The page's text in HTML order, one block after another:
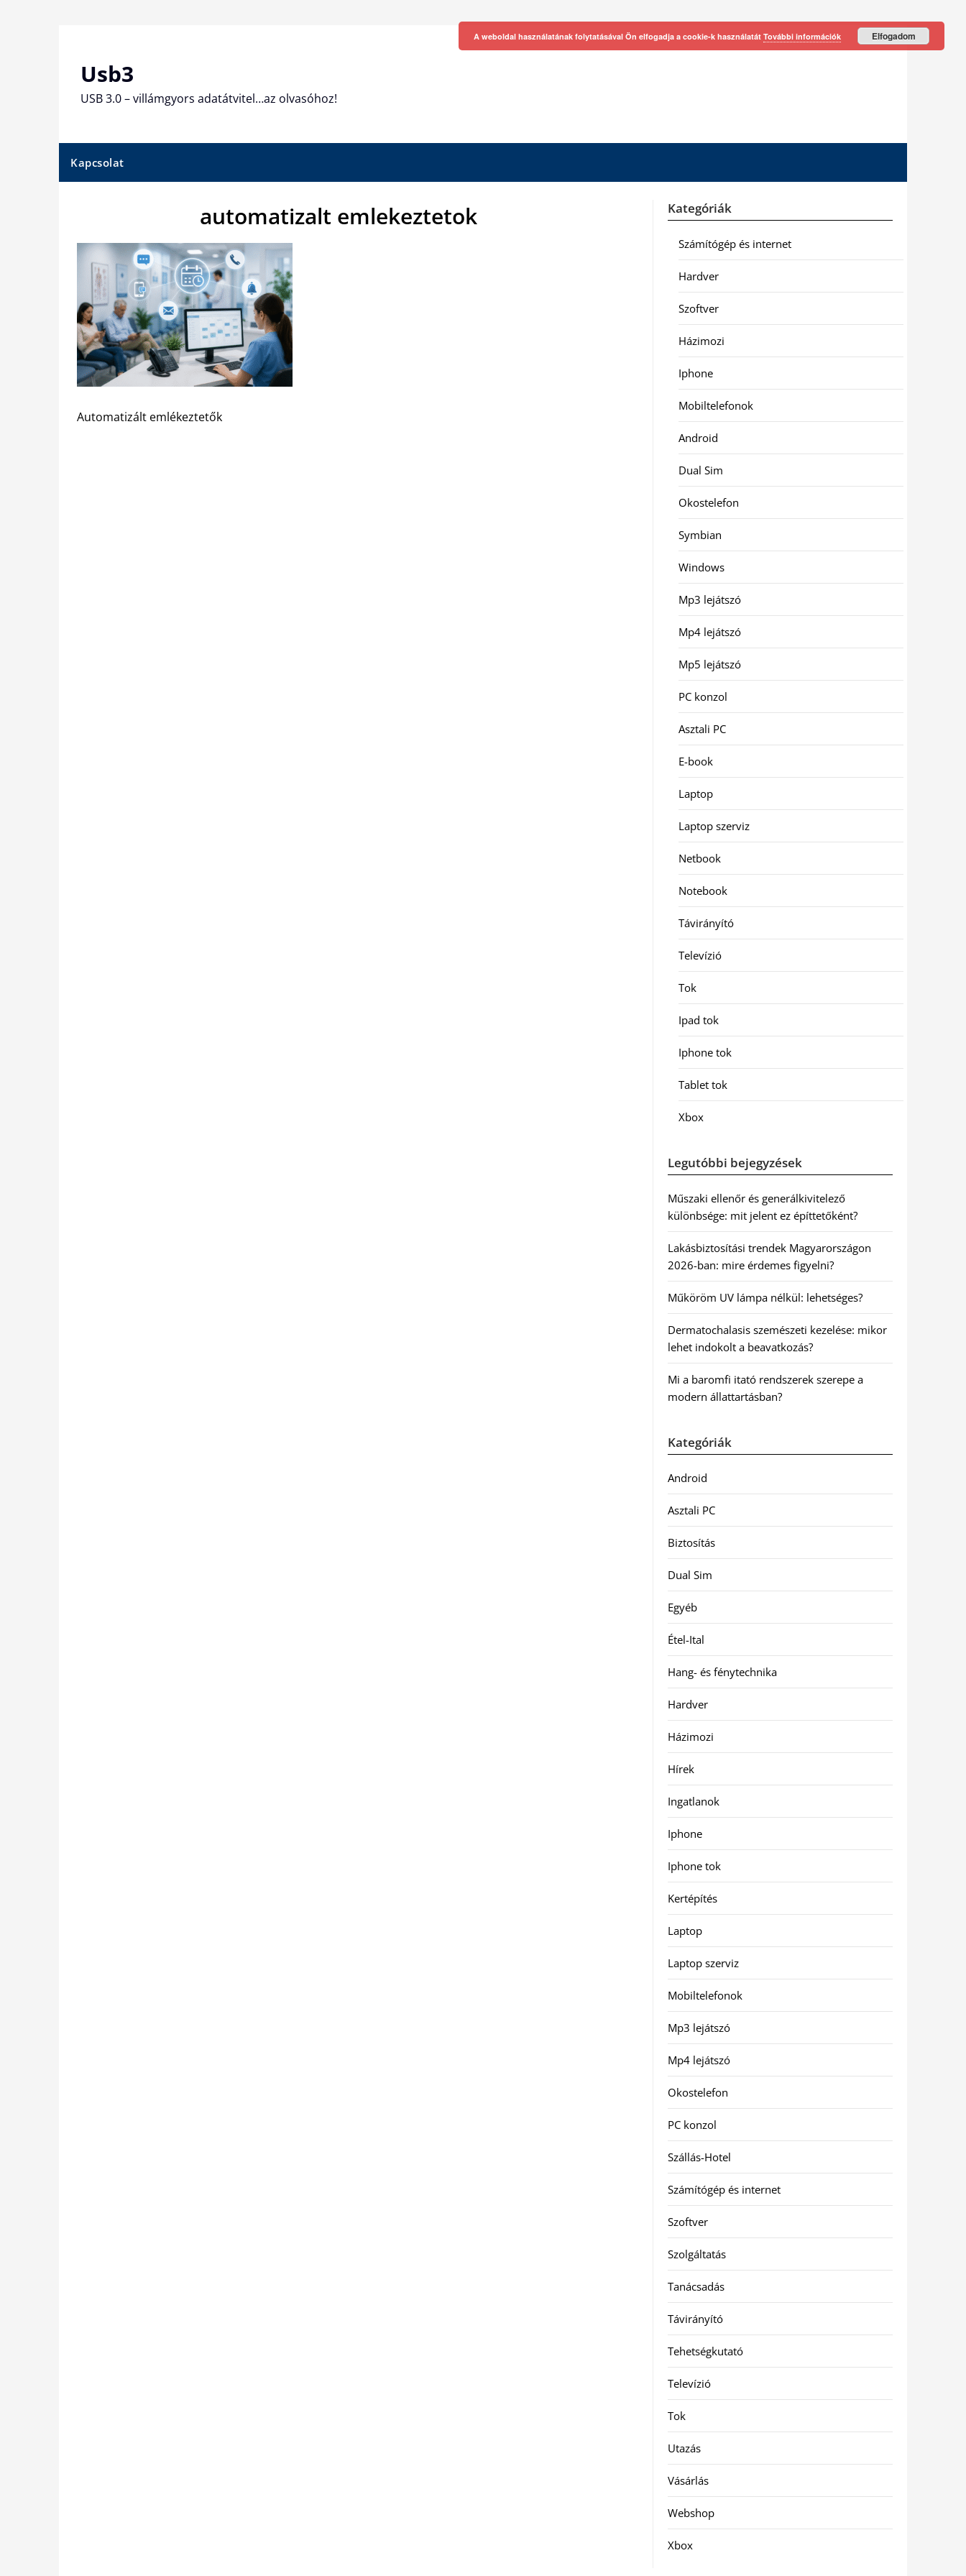
Usb3
USB 3.0 – villámgyors adatátvitel…az olvasóhoz!
Kapcsolat
automatizalt emlekeztetok
Automatizált emlékeztetők
Kategóriák
Számítógép és internet
Hardver
Szoftver
Házimozi
Iphone
Mobiltelefonok
Android
Dual Sim
Okostelefon
Symbian
Windows
Mp3 lejátszó
Mp4 lejátszó
Mp5 lejátszó
PC konzol
Asztali PC
E-book
Laptop
Laptop szerviz
Netbook
Notebook
Távirányító
Televízió
Tok
Ipad tok
Iphone tok
Tablet tok
Xbox
Legutóbbi bejegyzések
Műszaki ellenőr és generálkivitelező
különbsége: mit jelent ez építtetőként?
Lakásbiztosítási trendek Magyarországon
2026-ban: mire érdemes figyelni?
Műköröm UV lámpa nélkül: lehetséges?
Dermatochalasis szemészeti kezelése: mikor
lehet indokolt a beavatkozás?
Mi a baromfi itató rendszerek szerepe a
modern állattartásban?
Kategóriák
Android
Asztali PC
Biztosítás
Dual Sim
Egyéb
Étel-Ital
Hang- és fénytechnika
Hardver
Házimozi
Hírek
Ingatlanok
Iphone
Iphone tok
Kertépítés
Laptop
Laptop szerviz
Mobiltelefonok
Mp3 lejátszó
Mp4 lejátszó
Okostelefon
PC konzol
Szállás-Hotel
Számítógép és internet
Szoftver
Szolgáltatás
Tanácsadás
Távirányító
Tehetségkutató
Televízió
Tok
Utazás
Vásárlás
Webshop
Xbox
A weboldal használatának folytatásával Ön elfogadja a cookie-k használatát További információk Elfogadom